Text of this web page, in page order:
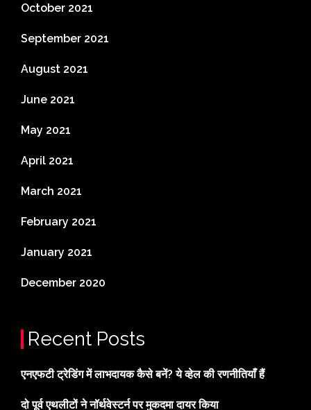
October 2021
September 2021
August 2021
June 2021
May 2021
April 2021
March 2021
February 2021
January 2021
December 2020
Recent Posts
एनएफटी ट्रेडिंग में लाभदायक कैसे बनें? ये व्हेल की रणनीतियाँ हैं
दो पूर्व एथलीटों ने नॉर्थवेस्टर्न पर मुकदमा दायर किया